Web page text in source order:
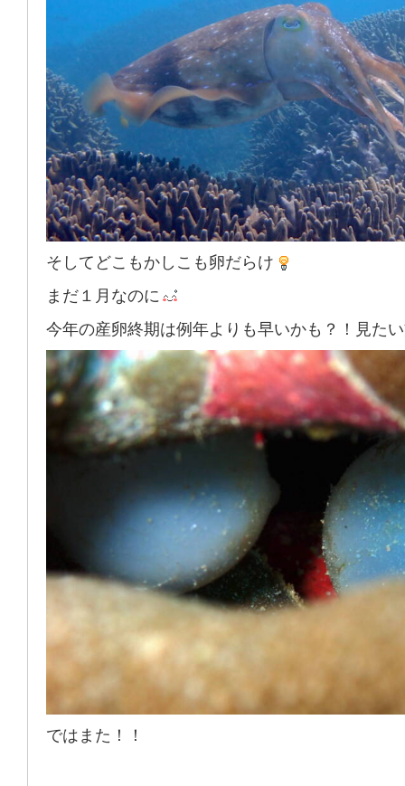
そしてどこもかしこも卵だらけ
まだ１月なのに
今年の産卵終期は例年よりも早いかも？！見た
ではまた！！